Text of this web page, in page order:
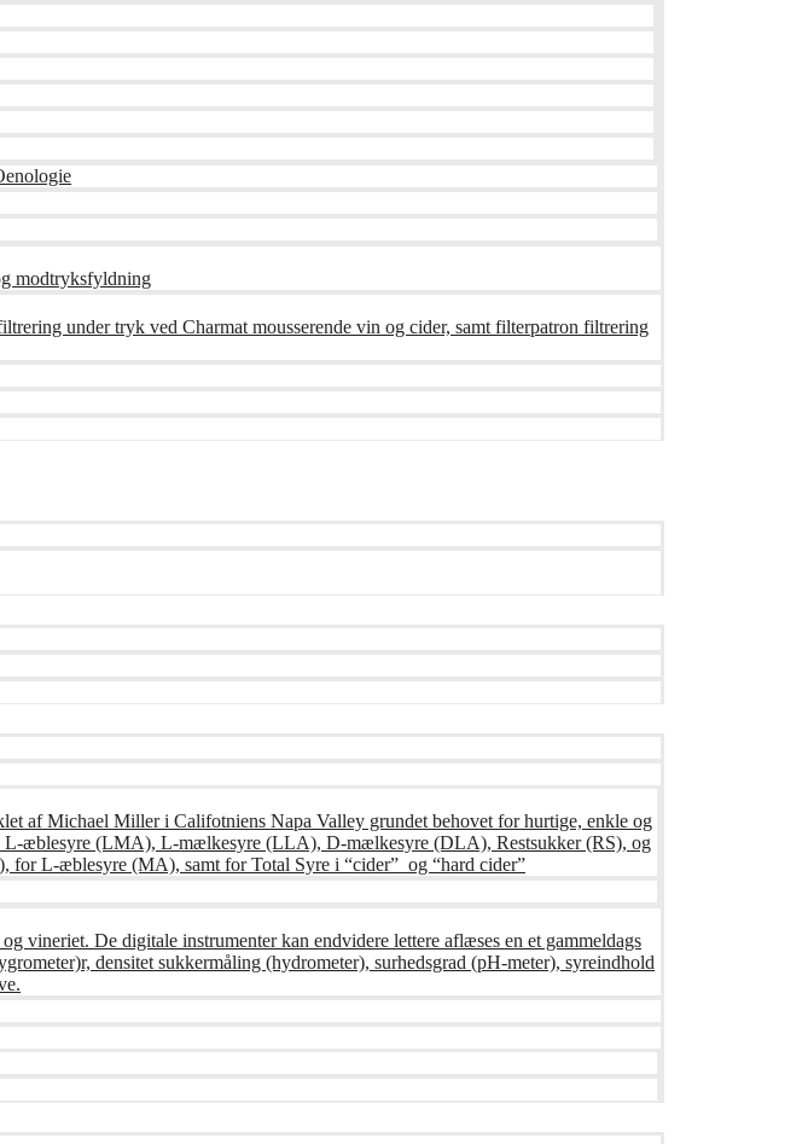
modtryksfyldning
under tryk ved Charmat mousserende vin og cider, samt filterpatron filtrering
af Michael Miller i Califotniens Napa Valley grundet behovet for hurtige, enkle og
L-æblesyre (LMA), L-mælkesyre (LLA), D-mælkesyre (DLA), Restsukker (RS), og
for L-æblesyre (MA), samt for Total Syre i “cider” og “hard cider”
vineriet. De digitale instrumenter kan endvidere lettere aflæses en et gammeldags
densitet sukkermåling (hydrometer), surhedsgrad (pH-meter), syreindhold